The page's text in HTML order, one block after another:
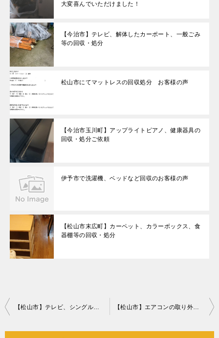
大変喜んでいただけました！
【今治市】テレビ、解体したカーポート、一般ごみ
等の回収・処分
松山市にてマットレスの回収処分 お客様の声
【今治市玉川町】アップライトピアノ、健康器具の
回収・処分ご依頼
伊予市で洗濯機、ベッドなど回収のお客様の声
【松山市末広町】カーペット、カラーボックス、食
器棚等の回収・処分
投
【松山市】テレビ、シングルベッドマットレスの回収・処分ご依頼 【松山市】エアコンの取り外しと回収・処分ご依頼 お客様の声